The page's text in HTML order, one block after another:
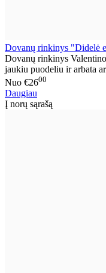
Dovanų rinkinys "Didelė
Dovanų rinkinys
jaukiu puodeliu ir arbata
Nuo €2600
Daugiau
Į norų sąrašą